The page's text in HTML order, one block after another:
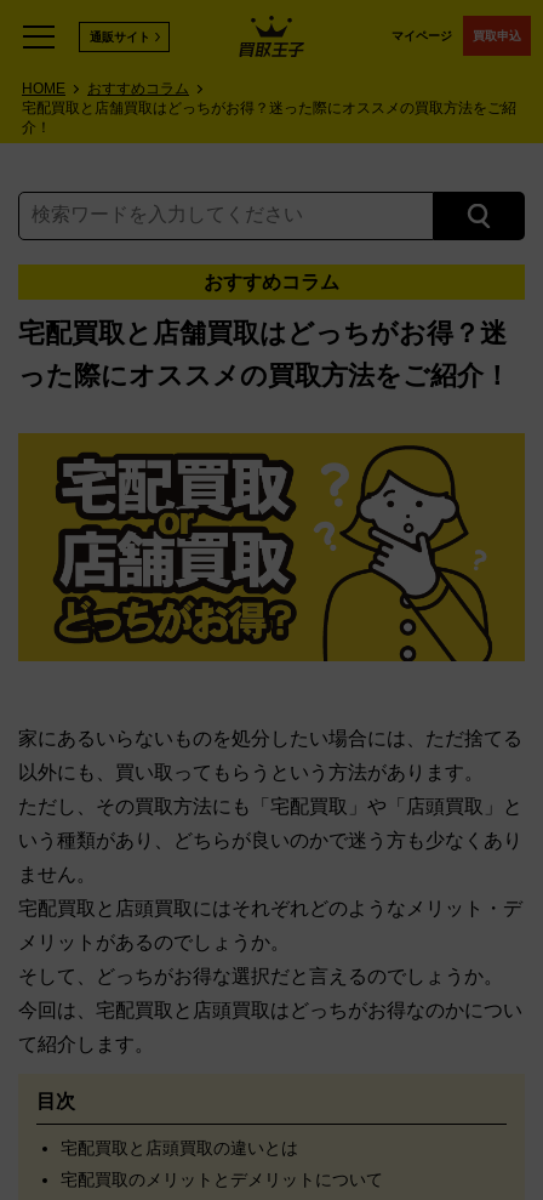
マイページ 買取申込
通販サイト
HOME
おすすめコラム
宅配買取と店舗買取はどっちがお得？迷った際にオススメの買取方法をご紹
介！
おすすめコラム
宅配買取と店舗買取はどっちがお得？迷
った際にオススメの買取方法をご紹介！
家にあるいらないものを処分したい場合には、ただ捨てる
以外にも、買い取ってもらうという方法があります。
ただし、その買取方法にも「宅配買取」や「店頭買取」と
いう種類があり、どちらが良いのかで迷う方も少なくあり
ません。
宅配買取と店頭買取にはそれぞれどのようなメリット・デ
メリットがあるのでしょうか。
そして、どっちがお得な選択だと言えるのでしょうか。
今回は、宅配買取と店頭買取はどっちがお得なのかについ
て紹介します。
目次
宅配買取と店頭買取の違いとは
宅配買取のメリットとデメリットについて